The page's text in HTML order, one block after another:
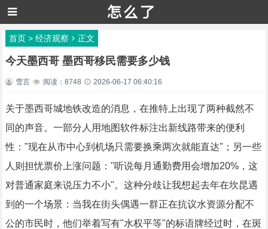
首页> 经济观察 正文
今天墨西哥 墨西哥移民需要多少钱
雪言 阅读：8748 2026-06-17 06:40:16
关于墨西哥城地铁改造的消息，在推特上出现了两种截然不
同的声音。一部分人用地图软件标注出新线路带来的便利
性："现在从市中心到机场只需要换乘两次就能直达"；另一些
人则担忧票价上涨问题："听说每月通勤费用会增加20%，这
对普通家庭来说压力不小"。这种分歧让我想起去年在坎昆遇
到的一个场景：当我在街头偶遇一群正在抗议水资源分配不
公的市民时，他们举着写有"水权平等"的标语牌经过时，在斑